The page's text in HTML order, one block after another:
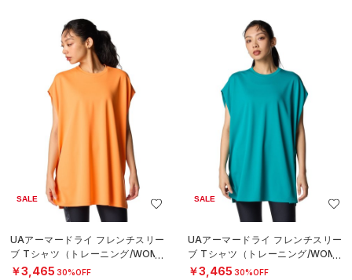
SALE
UAアーマードライ フレンチスリー
ブ Tシャツ（トレーニング/WOME
N）
￥3,465 30%OFF
SALE
UAアーマードライ フレンチスリー
ブ Tシャツ（トレーニング/WOME
N）
￥3,465 30%OFF